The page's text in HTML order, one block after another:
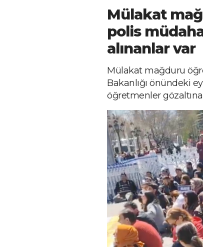
Mülakat
polis
alınanlar var
Mülakat mağduru
Bakanlığı önündeki
öğretmenler gözaltına